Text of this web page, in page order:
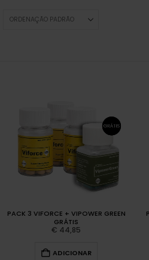
PACK 3 VIFORCE + VIPOWER GREEN
GRÁTIS
€ 44,85
ADICIONAR